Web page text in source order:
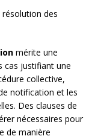
des
mérite une
cas justifiant une
collective,
notification et les
Des clauses de
nécessaires pour
de manière